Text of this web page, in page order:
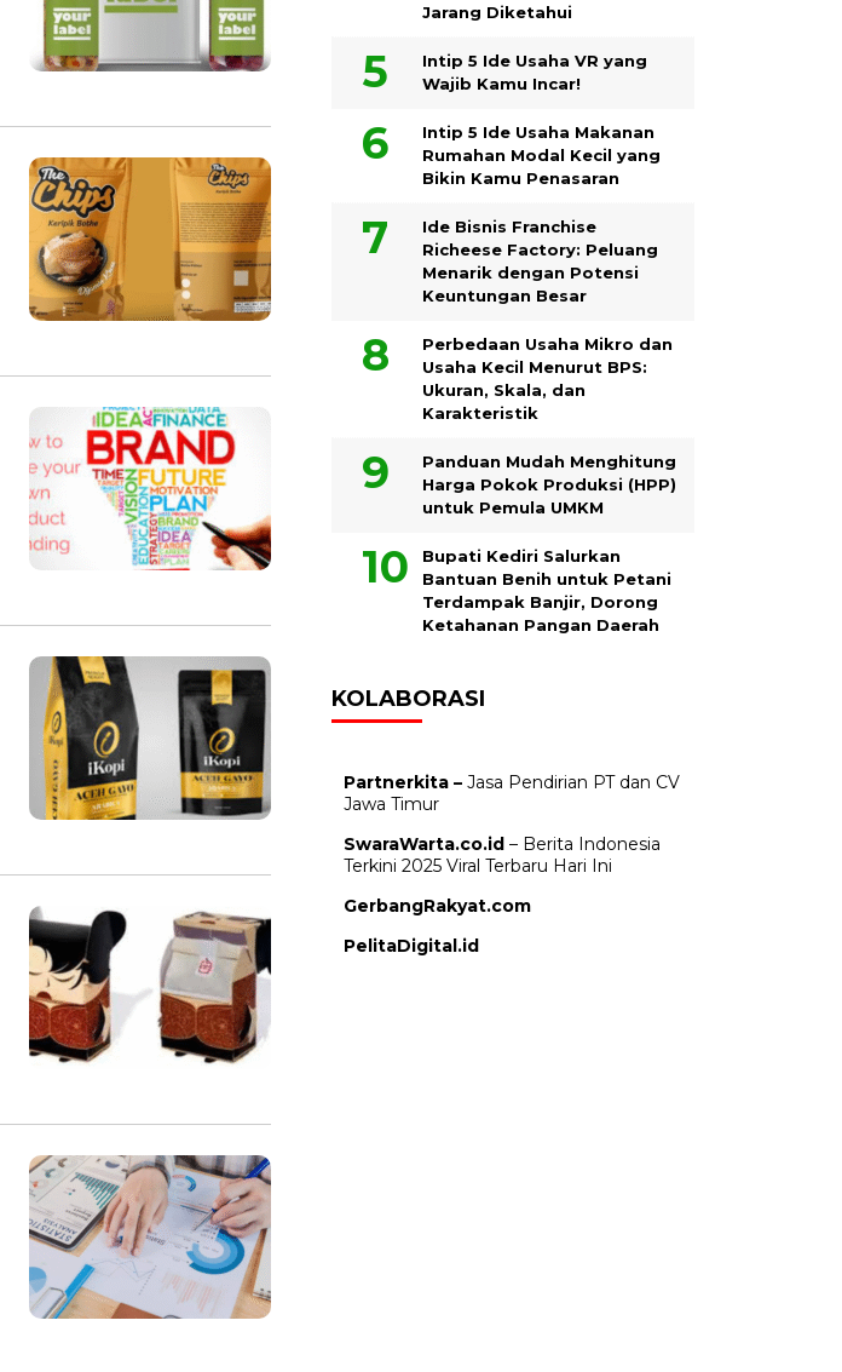
Jarang Diketahui
Intip 5 Ide Usaha VR yang
Wajib Kamu Incar!
Intip 5 Ide Usaha Makanan
Rumahan Modal Kecil yang
Bikin Kamu Penasaran
Ide Bisnis Franchise
Richeese Factory: Peluang
Menarik dengan Potensi
Keuntungan Besar
Perbedaan Usaha Mikro dan
Usaha Kecil Menurut BPS:
Ukuran, Skala, dan
Karakteristik
Panduan Mudah Menghitung
Harga Pokok Produksi (HPP)
untuk Pemula UMKM
Bupati Kediri Salurkan
Bantuan Benih untuk Petani
Terdampak Banjir, Dorong
Ketahanan Pangan Daerah
KOLABORASI
Partnerkita – Jasa Pendirian PT dan CV
Jawa Timur
SwaraWarta.co.id – Berita Indonesia
Terkini 2025 Viral Terbaru Hari Ini
GerbangRakyat.com
PelitaDigital.id